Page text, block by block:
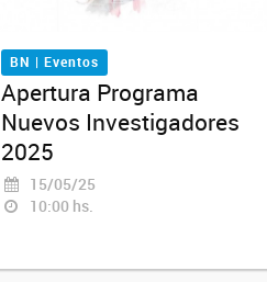
BN | Eventos
Apertura Programa
Nuevos Investigadores
2025
15/05/25
10:00 hs.